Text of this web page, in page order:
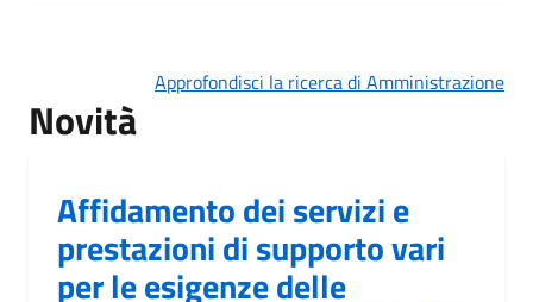
Approfondisci la ricerca di Amministrazione
Novità
Affidamento dei servizi e
prestazioni di supporto vari
per le esigenze delle